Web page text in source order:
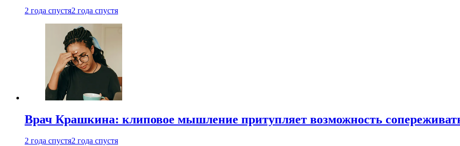
2 года спустя2 года спустя
Врач Крашкина: клиповое мышление притупляет возможность
2 года спустя2 года спустя